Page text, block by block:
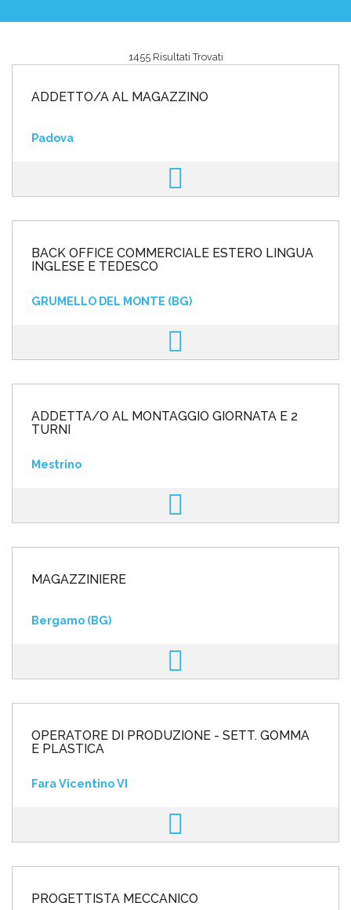
INVIA CV
1455 Risultati Trovati
ADDETTO/A AL MAGAZZINO
Padova
BACK OFFICE COMMERCIALE ESTERO LINGUA
INGLESE E TEDESCO
GRUMELLO DEL MONTE (BG)
ADDETTA/O AL MONTAGGIO GIORNATA E 2
TURNI
Mestrino
MAGAZZINIERE
Bergamo (BG)
OPERATORE DI PRODUZIONE - SETT. GOMMA
E PLASTICA
Fara Vicentino VI
PROGETTISTA MECCANICO